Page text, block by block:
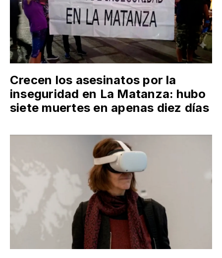
Crecen los asesinatos por la
inseguridad en La Matanza: hubo
siete muertes en apenas diez días